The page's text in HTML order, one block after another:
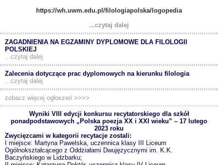
https://wh.uwm.edu.pl/filologiapolska/logopedia
...czytaj dalej
ZAGADNIENIA NA EGZAMINY DYPLOMOWE DLA FILOLOGII
POLSKIEJ
...czytaj dalej
Zalecenia dotyczące prac dyplomowych na kierunku filologia
...czytaj dalej
zobacz więcej ogłoszeń >>>>
Wyniki VIII edycji konkursu recytatorskiego dla szkół
ponadpodstawowych „Polska poezja XX i XXI wieku” – 17 lutego
2023 roku
Zwycięzcami w kategorii recytacje zostali:
I miejsce: Martyna Pawelska, uczennica klasy III Liceum
Ogólnokształcącego z Oddziałami Dwujęzycznymi im. K.K.
Baczyńskiego w Lidzbarku;